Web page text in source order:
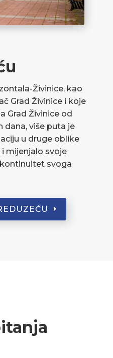
Živinice, kao
Grad Živinice i koje
Grad Živinice od
dana, više puta je
u druge oblike
mijenjalo svoje
svoga